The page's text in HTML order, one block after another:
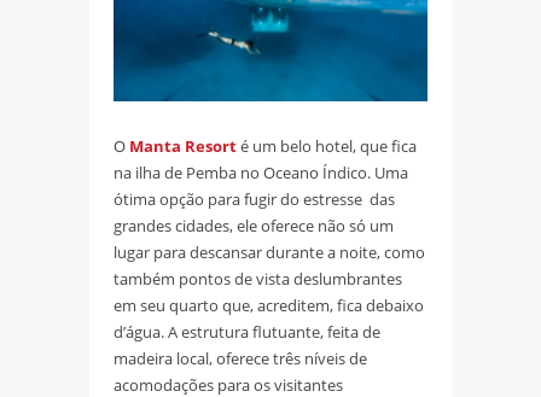
O Manta Resorté um belo hotel, que fica
na ilha de Pemba no Oceano Índico. Uma
ótima opção para fugir do estresse das
grandes cidades, ele oferece não só um
lugar para descansar durante a noite, como
também pontos de vista deslumbrantes
em seu quarto que, acreditem, fica debaixo
d’água. A estrutura flutuante, feita de
madeira local, oferece três níveis de
acomodações para os visitantes